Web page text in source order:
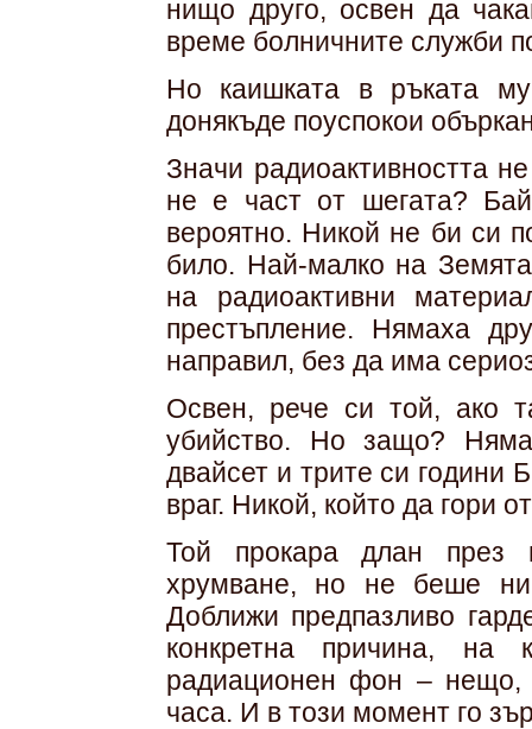
нищо друго, освен да
време болничните служби
Но каишката в ръката
донякъде поуспокои
Значи радиоактивността
не е част от шегата?
вероятно. Никой не би си
било. Най-малко на
на радио­активни
престъпление. Нямаха
направил, без да има
Освен, рече си той, ако
убийс­тво. Но защо?
двайсет и трите си години
враг. Никой, който да гори
Той прокара длан през
хрумване, но не беше
Доближи предпазливо
конкретна причина,
радиационен фон – нещо,
часа. И в този момент го